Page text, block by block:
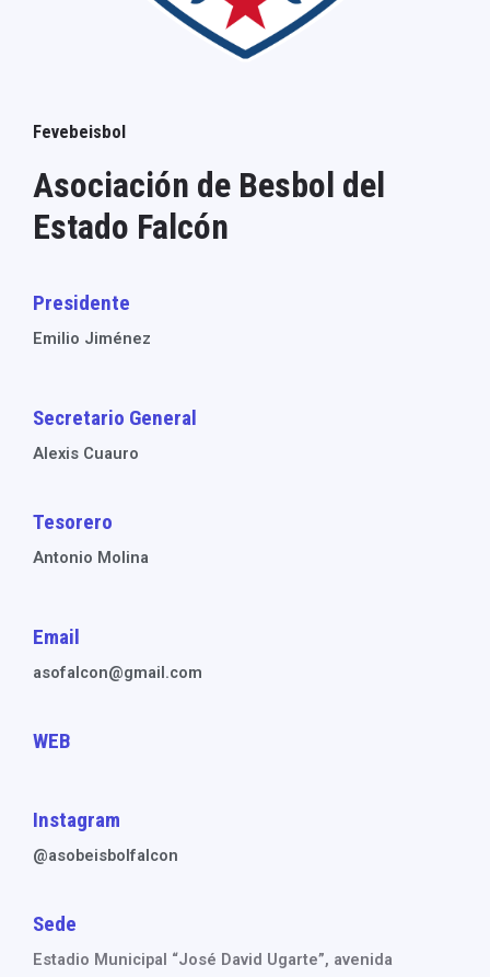
Fevebeisbol
Asociación de Besbol del
Estado Falcón
Presidente
Emilio Jiménez
Secretario General
Alexis Cuauro
Tesorero
Antonio Molina
Email
asofalcon@gmail.com
WEB
Instagram
@asobeisbolfalcon
Sede
Estadio Municipal “José David Ugarte”, avenida